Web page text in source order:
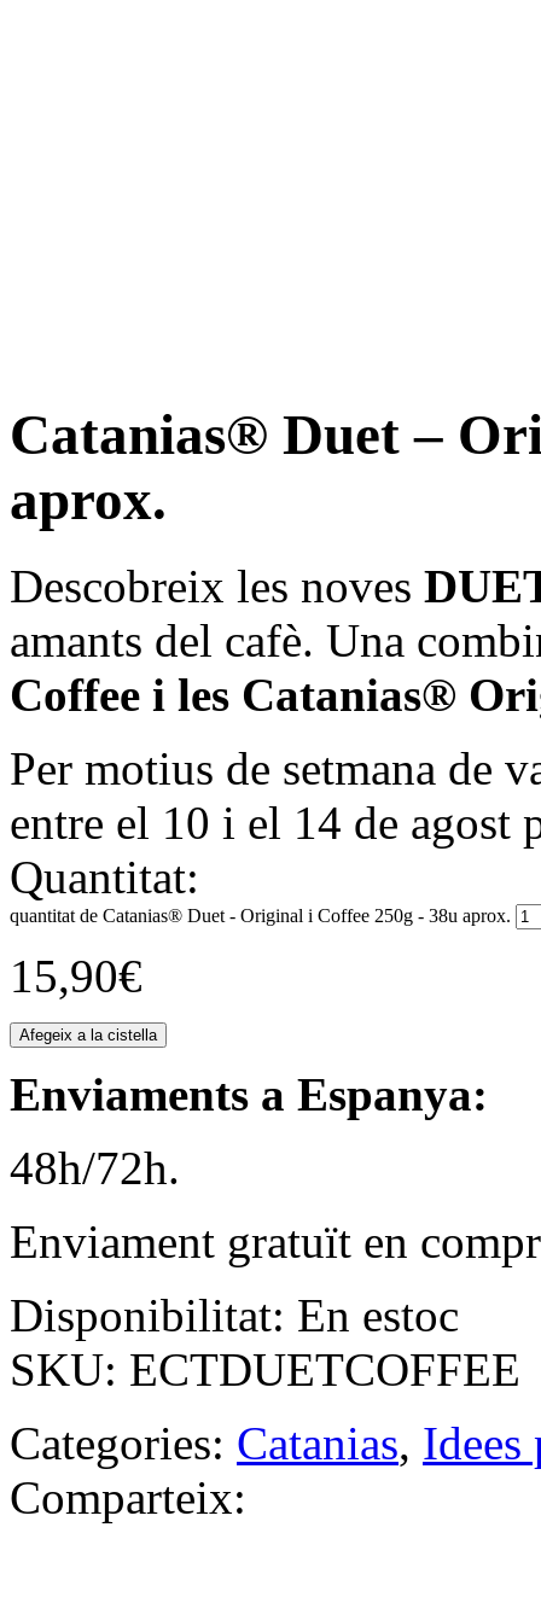
Catanias® Duet –
aprox.
Descobreix les noves
amants del cafè. Una
Coffee i les Catanias®
Per motius de setmana de
entre el 10 i el 14 de agost
Quantitat:
quantitat de Catanias® Duet - Original i Coffee 250g - 38u aprox.
15,90€
Afegeix a la cistella
Enviaments a Espanya:
48h/72h.
Enviament gratuït en
Disponibilitat: En estoc
SKU: ECTDUETCOFFEE
Categories: Catanias, Idees
Comparteix: